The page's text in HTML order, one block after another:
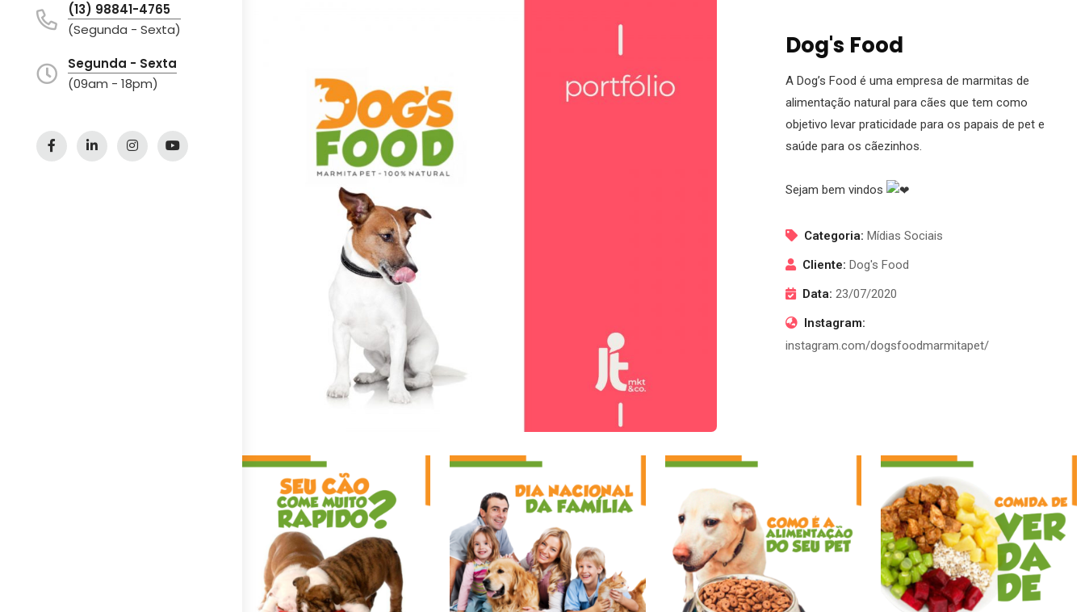
(13) 98841-4765
(Segunda - Sexta)
Segunda - Sexta
(09am - 18pm)
Dog's Food
A Dog’s Food é uma empresa de marmitas de
alimentação natural para cães que tem como
objetivo levar praticidade para os papais de pet e
saúde para os cãezinhos.
Sejam bem vindos
Categoria: Mídias Sociais
Cliente: Dog's Food
Data: 23/07/2020
Instagram:
instagram.com/dogsfoodmarmitapet/